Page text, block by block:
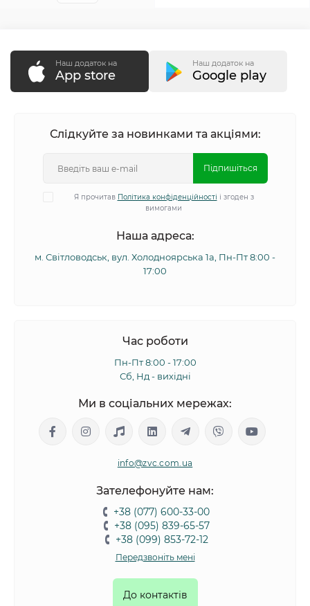
Наш додаток на
App store
Наш додаток на
Google play
Слідкуйте за новинками та акціями:
Підпишіться
Я прочитав Політика конфіденційності і згоден з
вимогами
Наша адреса:
м. Світловодськ, вул. Холодноярська 1а, Пн-Пт 8:00 -
17:00
Час роботи
Пн-Пт 8:00 - 17:00
Сб, Нд - вихідні
Ми в соціальних мережах:
info@zvc.com.ua
Зателефонуйте нам:
+38 (077) 600-33-00
+38 (095) 839-65-57
+38 (099) 853-72-12
Передзвоніть мені
До контактів